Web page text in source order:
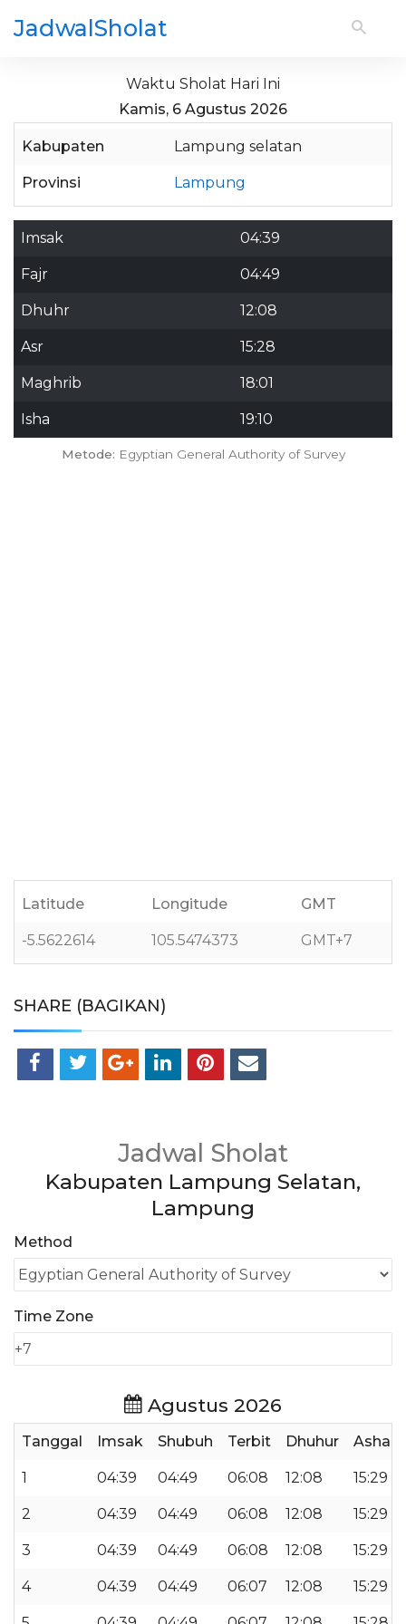
JadwalSholat
Waktu Sholat Hari Ini
Kamis, 6 Agustus 2026
Kabupaten Lampung selatan
Provinsi Lampung
Imsak 04:39
Fajr 04:49
Dhuhr 12:08
Asr 15:28
Maghrib 18:01
Isha 19:10
Metode: Egyptian General Authority of Survey
Latitude Longitude GMT
-5.5622614 105.5474373 GMT+7
SHARE (BAGIKAN)
Jadwal Sholat
Kabupaten Lampung Selatan,
Lampung
Method
Time Zone
Agustus 2026
Tanggal Imsak Shubuh Terbit Dhuhur Ashar
1 04:39 04:49 06:08 12:08 15:29
2 04:39 04:49 06:08 12:08 15:29
3 04:39 04:49 06:08 12:08 15:29
4 04:39 04:49 06:07 12:08 15:29